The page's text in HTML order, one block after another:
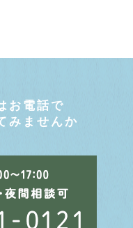
お電話で
みませんか